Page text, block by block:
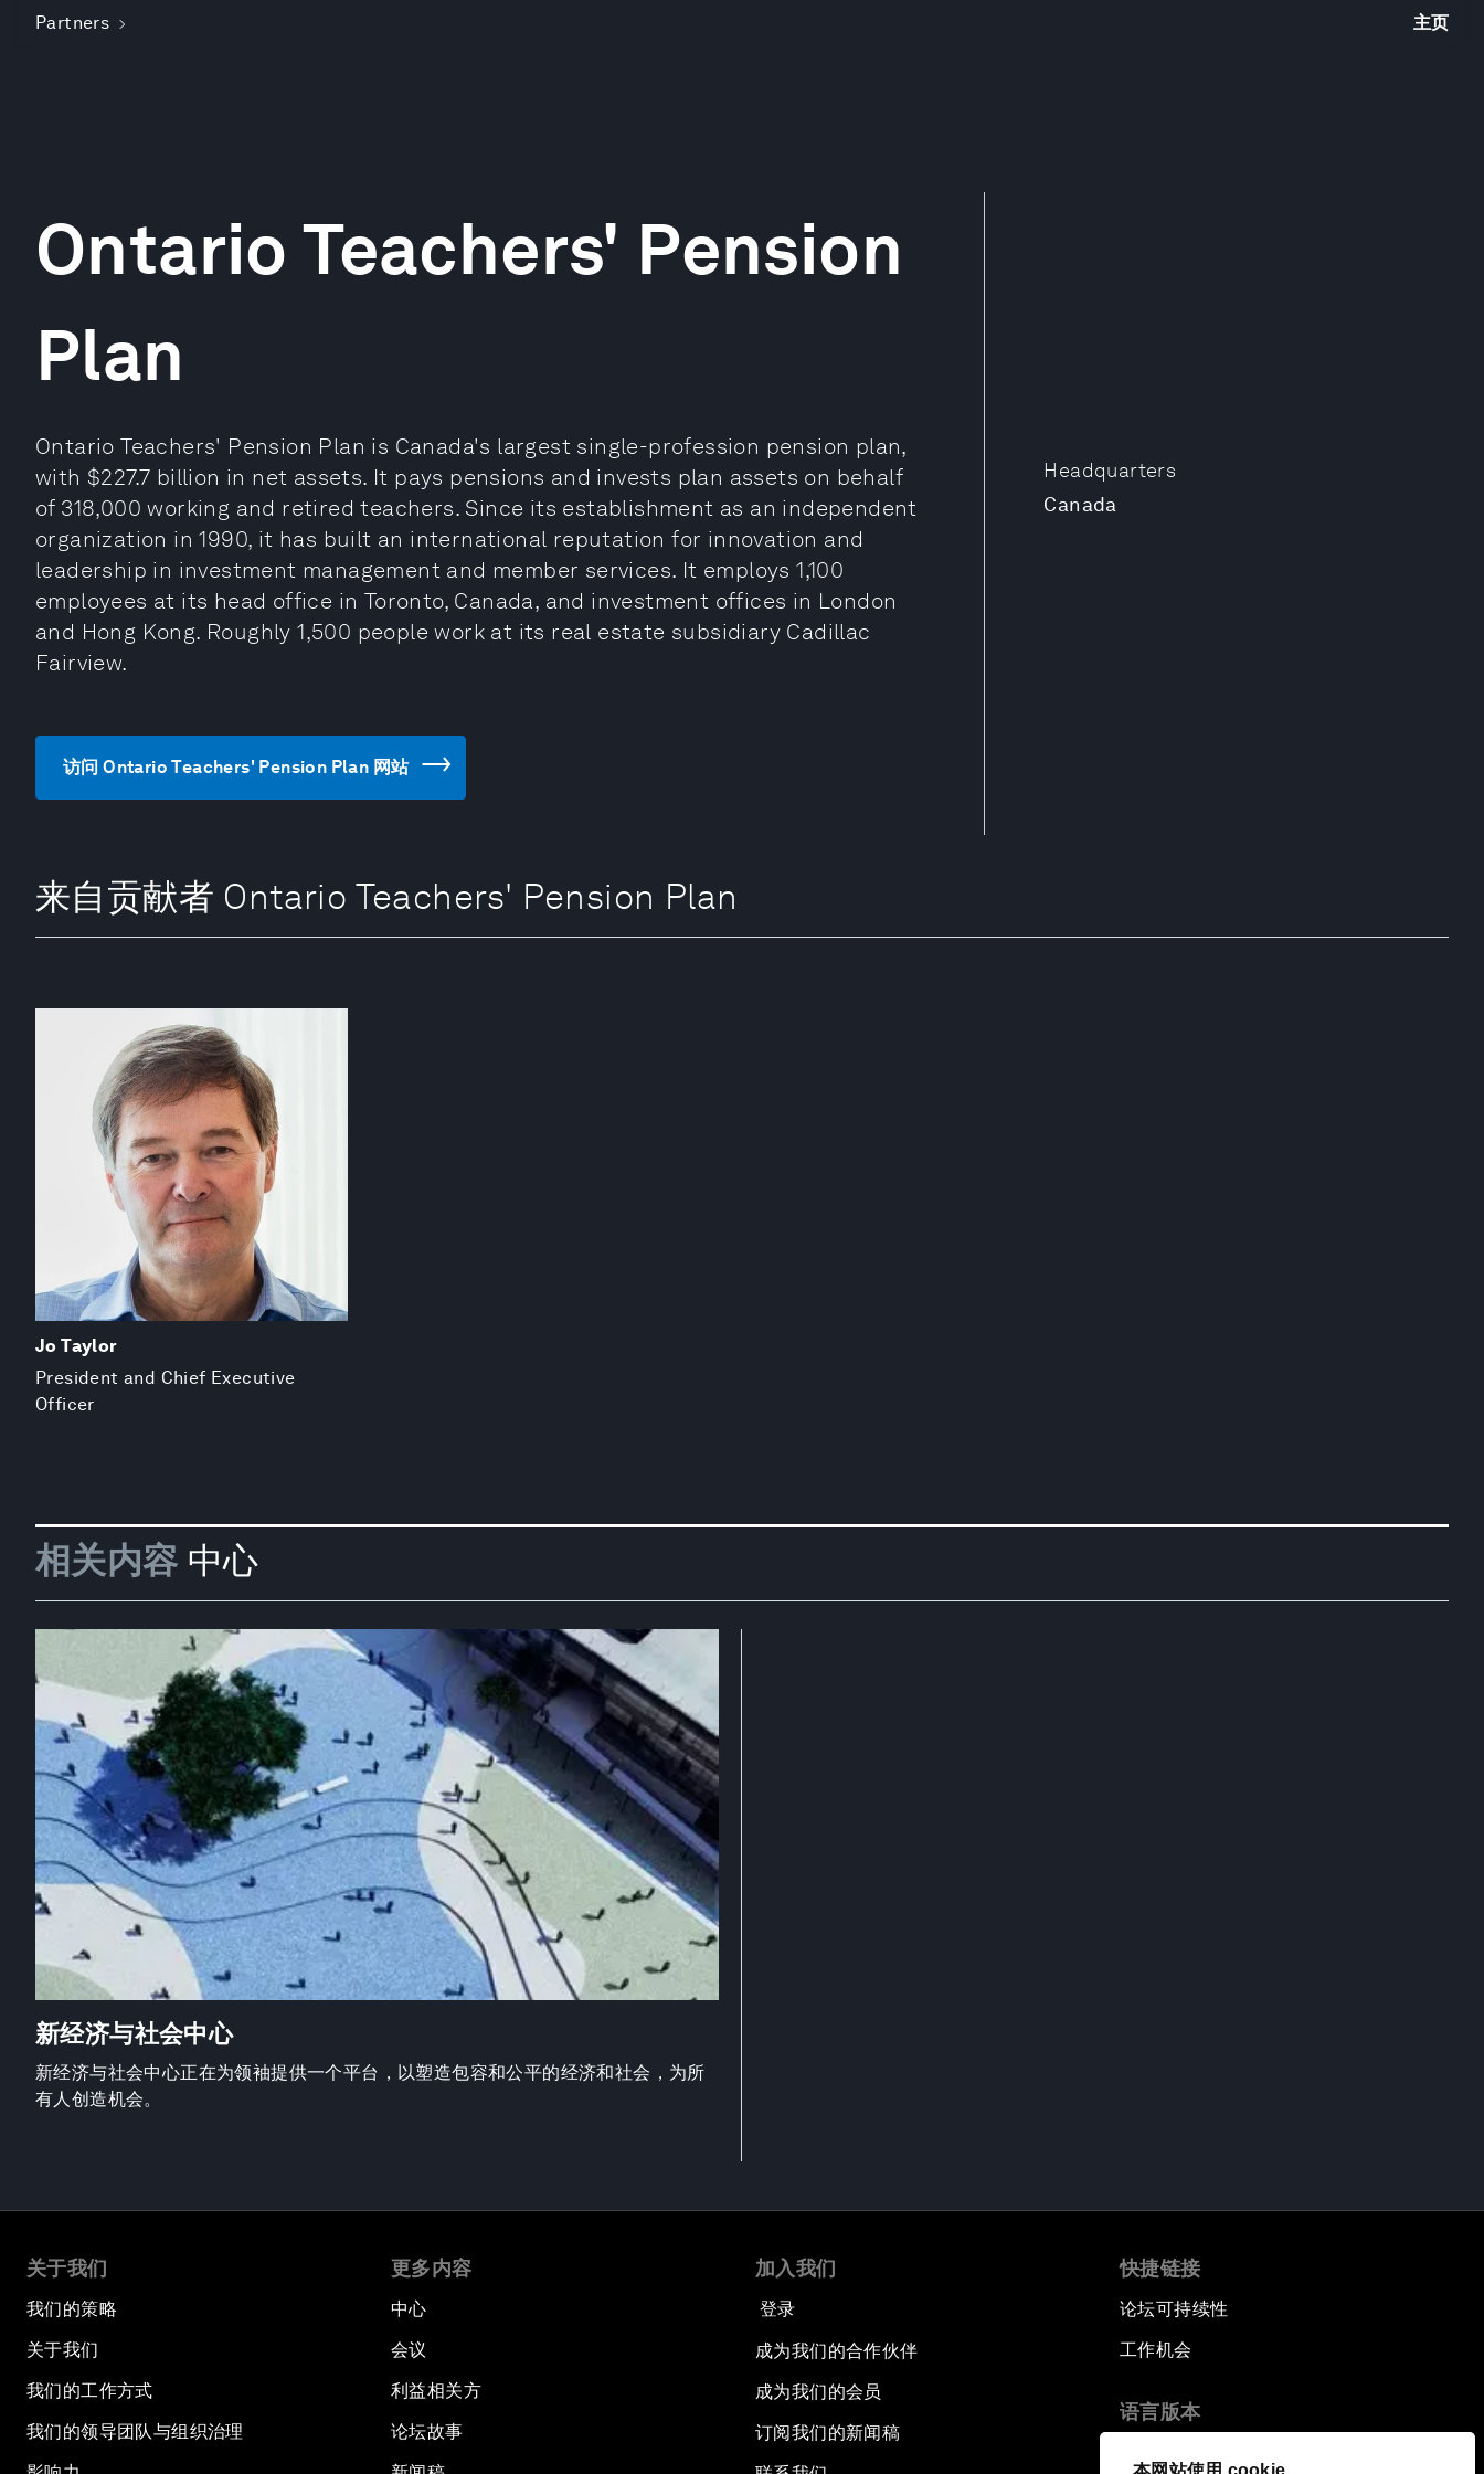
本网站使用 cookie
Partners 主页
Headquarters
Canada
Ontario Teachers' Pension
Plan
Ontario Teachers' Pension Plan is Canada's largest single-profession pension plan,
with $227.7 billion in net assets. It pays pensions and invests plan assets on behalf
of 318,000 working and retired teachers. Since its establishment as an independent
organization in 1990, it has built an international reputation for innovation and
leadership in investment management and member services. It employs 1,100
employees at its head office in Toronto, Canada, and investment offices in London
and Hong Kong. Roughly 1,500 people work at its real estate subsidiary Cadillac
Fairview.
访问 Ontario Teachers' Pension Plan 网站
来自贡献者 Ontario Teachers' Pension Plan
Jo Taylor
President and Chief Executive
Officer
相关内容 中心
新经济与社会中心
新经济与社会中心正在为领袖提供一个平台，以塑造包容和公平的经济和社会，为所
有人创造机会。
关于我们
我们的策略
关于我们
我们的工作方式
我们的领导团队与组织治理
更多内容
中心
会议
利益相关方
论坛故事
加入我们
登录
成为我们的合作伙伴
成为我们的会员
订阅我们的新闻稿
快捷链接
论坛可持续性
工作机会
语言版本